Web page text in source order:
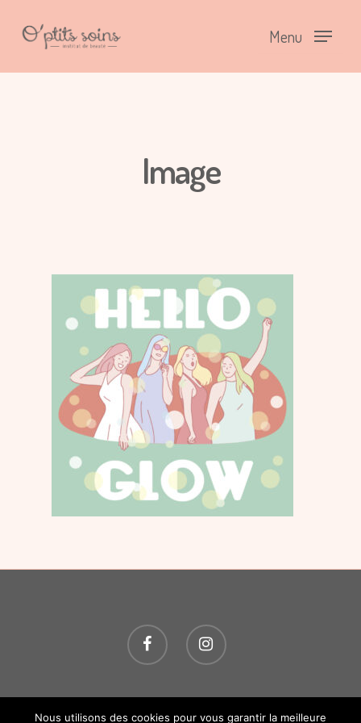
Menu
Image
© 2026 O P'TITS SOINS. Tous droits réservés.Création
Nous utilisons des cookies pour vous garantir la meilleure